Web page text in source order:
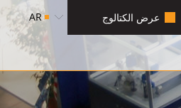
عرض الكتالوج AR